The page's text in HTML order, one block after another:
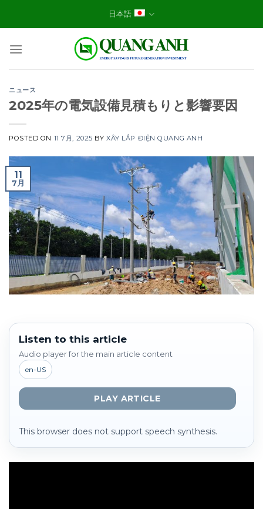
日本語
ニュース
2025年の電気設備見積もりと影響要因
POSTED ON 11 7月, 2025 BYXÂY LẮP ĐIỆN QUANG ANH
11
7月
Listen to this article
Audio player for the main article content
en-US
PLAY ARTICLE
This browser does not support speech synthesis.